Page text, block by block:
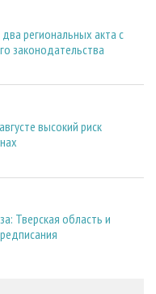
региональных акта с
законодательства
высокий риск
Тверская область и